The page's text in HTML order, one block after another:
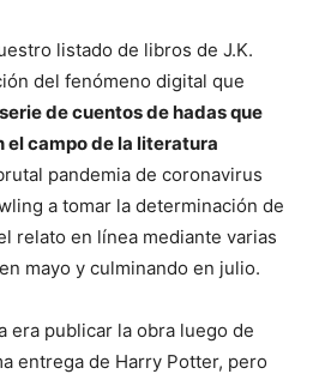
listado de libros de J.K.
del fenómeno digital que
de cuentos de hadas que
el campo de la literatura
pandemia de coronavirus
a tomar la determinación de
relato en línea mediante varias
mayo y culminando en julio.
era publicar la obra luego de
entrega de Harry Potter, pero